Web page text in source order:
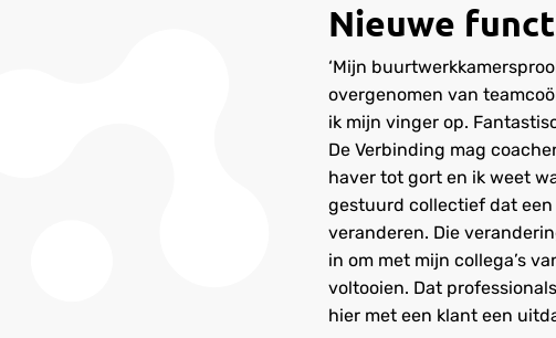
Nieuwe
‘Mijn
overgenomen van
ik mijn vinger op.
De Verbinding mag
haver tot gort en ik weet
gestuurd collectief dat
veranderen. Die
in om met mijn collega’s
voltooien. Dat
hier met een klant een